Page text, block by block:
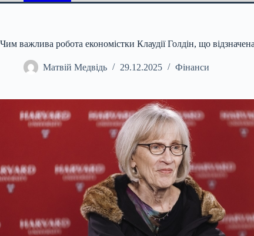
Чим важлива робота економістки Клаудії Голдін, що
Матвій Медвідь 29.12.2025 Фінанси